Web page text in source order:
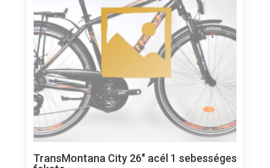
TransMontana City 26″ acél 1 sebességes